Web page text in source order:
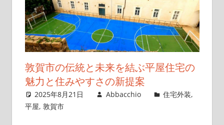
敦賀市の伝統と未来を結ぶ平屋住宅の
魅力と住みやすさの新提案
2025年8月21日 Abbacchio 住宅外装,
平屋, 敦賀市